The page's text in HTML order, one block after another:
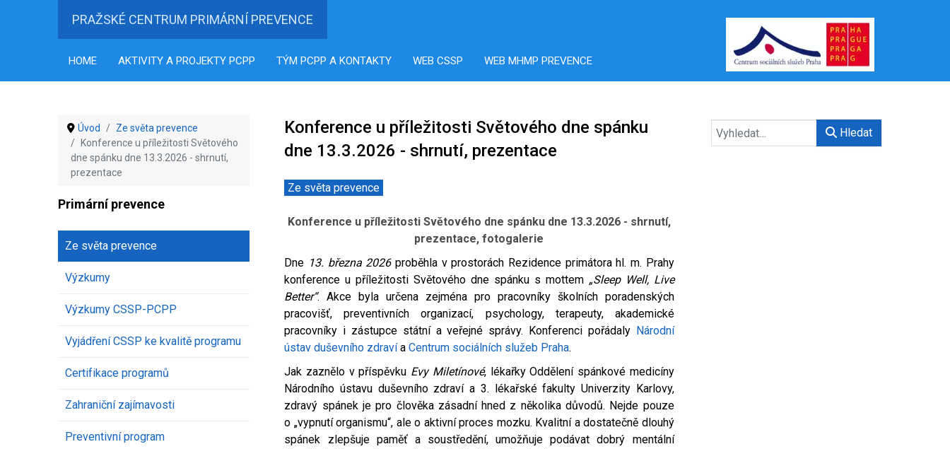
PRAŽSKÉ CENTRUM PRIMÁRNÍ PREVENCE
HOME AKTIVITY A PROJEKTY PCPP TÝM PCPP A KONTAKTY WEB CSSP WEB MHMP PREVENCE
Úvod
Ze světa prevence
Konference u příležitosti Světového
dne spánku dne 13.3.2026 - shrnutí,
prezentace
Primární prevence
Ze světa prevence
Výzkumy
Výzkumy CSSP-PCPP
Vyjádření CSSP ke kvalitě programu
Certifikace programů
Zahraniční zajímavosti
Preventivní program
Konference u příležitosti Světového dne spánku
dne 13.3.2026 - shrnutí, prezentace
Ze světa prevence
Konference u příležitosti Světového dne spánku dne 13.3.2026 - shrnutí,
prezentace, fotogalerie
Dne 13. března 2026proběhla v prostorách Rezidence primátora hl. m. Prahy
konference u příležitosti Světového dne spánku s mottem „Sleep Well, Live
Better“. Akce byla určena zejména pro pracovníky školních poradenských
pracovišť, preventivních organizací, psychology, terapeuty, akademické
pracovníky i zástupce státní a veřejné správy. Konferenci pořádaly Národní
ústav duševního zdravíaCentrum sociálních služeb Praha.
Jak zaznělo v příspěvku Evy Miletínové, lékařky Oddělení spánkové medicíny
Národního ústavu duševního zdraví a 3. lékařské fakulty Univerzity Karlovy,
zdravý spánek je pro člověka zásadní hned z několika důvodů. Nejde pouze
o „vypnutí organismu“, ale o aktivní proces mozku. Kvalitní a dostatečně dlouhý
spánek zlepšuje paměť a soustředění, umožňuje podávat dobrý mentální
Hledat